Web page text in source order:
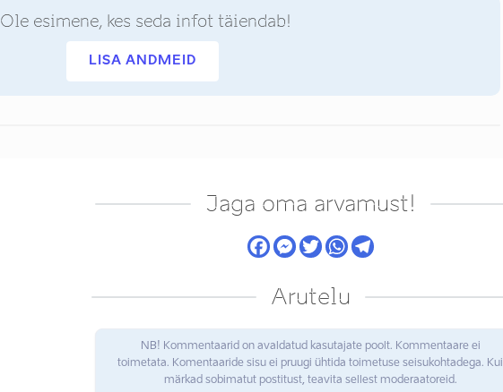
Ole esimene, kes seda infot täiendab!
LISA ANDMEID
Jaga oma arvamust!
Arutelu
NB! Kommentaarid on avaldatud kasutajate poolt. Kommentaare ei
toimetata. Komentaaride sisu ei pruugi ühtida toimetuse seisukohtadega. Kui
märkad sobimatut postitust, teavita sellest moderaatoreid.